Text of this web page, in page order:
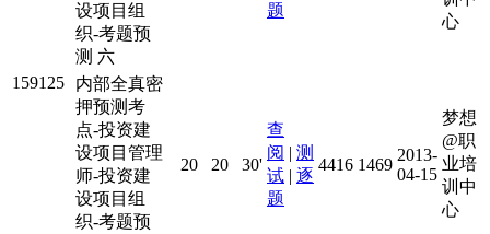
设项目组
织-考题预
测 六
题
心
159125
内部全真密
押预测考
点-投资建
设项目管理
师-投资建
设项目组
织-考题预
20 20 30'
查
阅 | 测
试 | 逐
题
4416 1469
2013-
04-15
梦想
@职
业培
训中
心